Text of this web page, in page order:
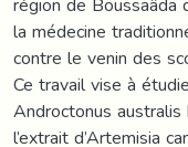
la médecine
contre le venin des
Ce travail vise à
Androctonus
l’extrait d’Artemisia